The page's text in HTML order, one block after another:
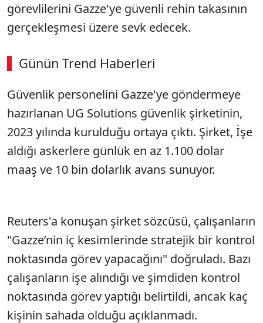
görevlilerini Gazze'ye güvenli rehin takasının
gerçekleşmesi üzere sevk edecek.
Günün Trend Haberleri
00:03 / 09:08
Sesi Aç
Güvenlik personelini Gazze'ye göndermeye
hazırlanan UG Solutions güvenlik şirketinin,
2023 yılında kurulduğu ortaya çıktı. Şirket, İşe
aldığı askerlere günlük en az 1.100 dolar
maaş ve 10 bin dolarlık avans sunuyor.
Reuters'a konuşan şirket sözcüsü, çalışanların
"Gazze’nin iç kesimlerinde stratejik bir kontrol
noktasında görev yapacağını" doğruladı. Bazı
çalışanların işe alındığı ve şimdiden kontrol
noktasında görev yaptığı belirtildi, ancak kaç
kişinin sahada olduğu açıklanmadı.